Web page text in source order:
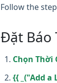
Follow the
Đặt Báo
Chọn Thời
{{ _("Add a